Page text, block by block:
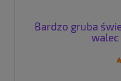
Bardzo gruba
walec